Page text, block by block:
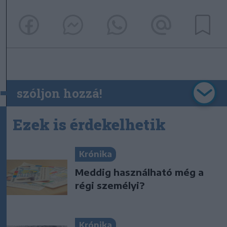
szóljon hozzá!
Ezek is érdekelhetik
Krónika
Meddig használható még a
régi személyi?
Krónika